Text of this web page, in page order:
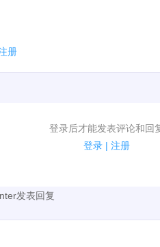
册
登录后才能发表评论和回
登录 | 注册
以发表评论了！
发表回复